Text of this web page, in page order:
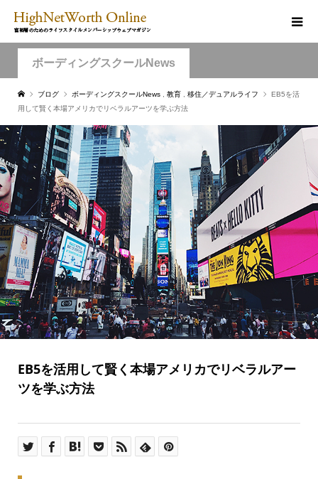
ボーディングスクールNews
ブログ ボーディングスクールNews 教育 移住／デュアルライフ
EB5を活
用して賢く本場アメリカでリベラルアーツを学ぶ方法
EB5を活用して賢く本場アメリカでリベラルアー
ツを学ぶ方法